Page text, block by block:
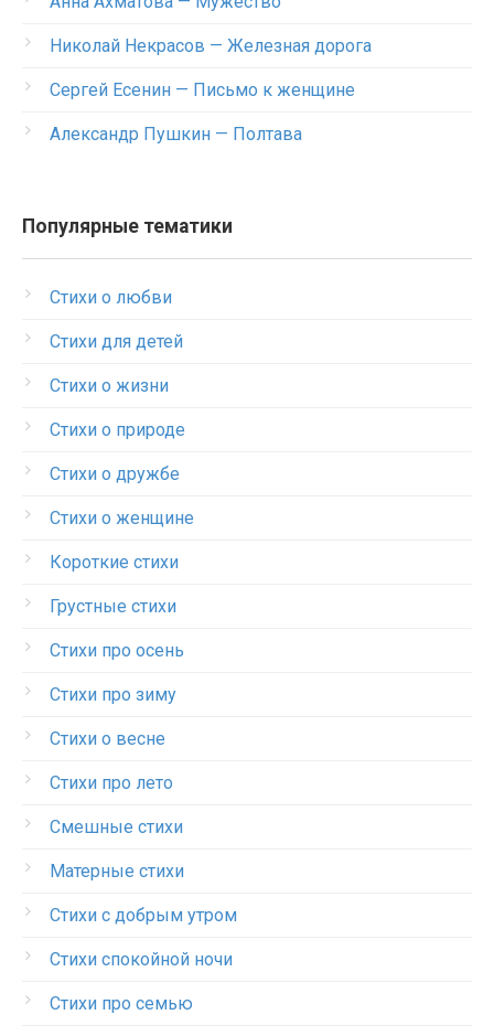
Николай Некрасов — Железная дорога
Сергей Есенин — Письмо к женщине
Александр Пушкин — Полтава
Популярные тематики
Стихи о любви
Стихи для детей
Стихи о жизни
Стихи о природе
Стихи о дружбе
Стихи о женщине
Короткие стихи
Грустные стихи
Стихи про осень
Стихи про зиму
Стихи о весне
Стихи про лето
Смешные стихи
Матерные стихи
Стихи с добрым утром
Стихи спокойной ночи
Стихи про семью